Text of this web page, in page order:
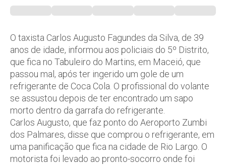
O taxista Carlos Augusto Fagundes da Silva, de 39
anos de idade, informou aos policiais do 5º Distrito,
que fica no Tabuleiro do Martins, em Maceió, que
passou mal, após ter ingerido um gole de um
refrigerante de Coca Cola. O profissional do volante
se assustou depois de ter encontrado um sapo
morto dentro da garrafa do refrigerante.
Carlos Augusto, que faz ponto do Aeroporto Zumbi
dos Palmares, disse que comprou o refrigerante, em
uma panificação que fica na cidade de Rio Largo. O
motorista foi levado ao pronto-socorro onde foi